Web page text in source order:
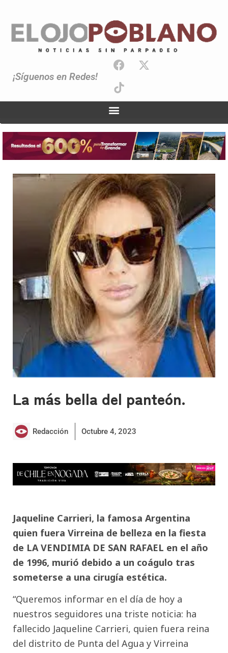
¡Síguenos en Redes!
La más bella del panteón.
Redacción Octubre 4, 2023
Jaqueline Carrieri, la famosa Argentina
quien fuera Virreina de belleza en la fiesta
de LA VENDIMIA DE SAN RAFAEL en el año
de 1996, murió debido a un coágulo tras
someterse a una cirugía estética.
“Queremos informar en el día de hoy a
nuestros seguidores una triste noticia: ha
fallecido Jaqueline Carrieri, quien fuera reina
del distrito de Punta del Agua y Virreina